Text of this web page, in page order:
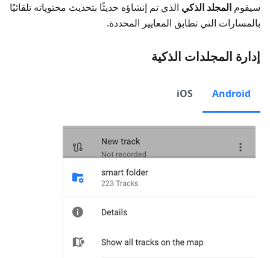
سيقوم المجلد الذكي الذي تم إنشاؤه حديثًا بتحديث محتوياته تلقائيًا
بالمسارات التي تطابق المعايير المحددة.
إدارة المجلدات الذكية
Android
iOS